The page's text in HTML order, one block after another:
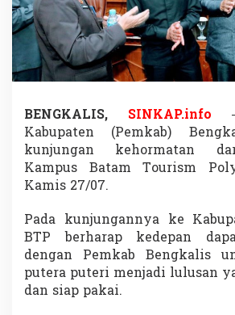
BENGKALIS, SINKAP.info
Kabupaten (Pemkab)
kunjungan kehormatan
Kampus Batam Tourism
Kamis 27/07.
Pada kunjungannya ke
BTP berharap kedepan
dengan Pemkab Bengkalis
putera puteri menjadi lulusan
dan siap pakai.